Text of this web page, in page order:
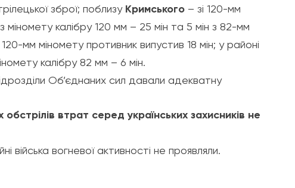
зброї; поблизу Кримського – зі 120-мм
міномету калібру 120 мм – 25 мін та 5 мін з 82-мм
120-мм міномету противник випустив 18 мін; у районі
калібру 82 мм – 6 мін.
Об’єднаних сил давали адекватну
втрат серед українських захисників не
війська вогневої активності не проявляли.